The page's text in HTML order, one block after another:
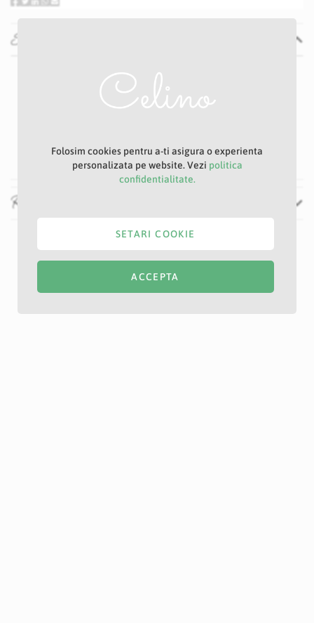
Specificatii
60 cm
Recenzii
Folosim cookies pentru a-ti asigura o experienta
personalizata pe website. Vezi politica
confidentialitate.
ACCEPTA
SETARI COOKIE